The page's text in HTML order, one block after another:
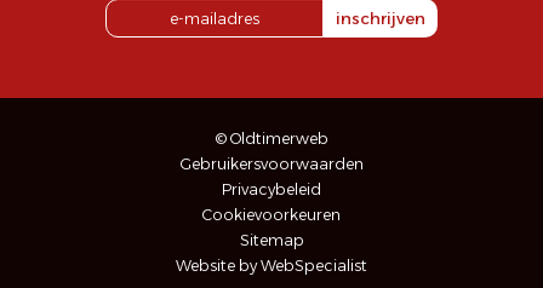
inschrijven
© Oldtimerweb
Gebruikersvoorwaarden
Privacybeleid
Cookievoorkeuren
Sitemap
Website by WebSpecialist